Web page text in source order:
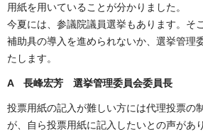
用紙を用いていることが分かりました。
今夏には、参議院議員選挙もあります。そ
補助具の導入を進められないか、選挙管理
たします。
A 長峰宏芳 選挙管理委員会委員長
投票用紙の記入が難しい方には代理投票の
が、自ら投票用紙に記入したいとの声があ